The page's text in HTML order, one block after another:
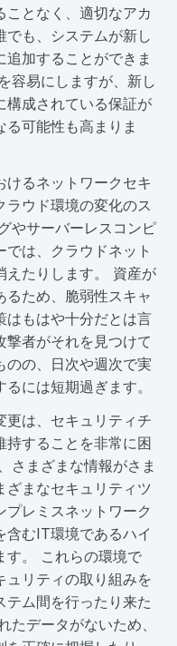
ことなく、適切なアカ
でも、システムが新し
加することができま
容易にしますが、新し
構成されている保証が
可能性も高まりま
けるネットワークセキ
ラウド環境の変化のス
やサーバーレスコンピ
は、クラウドネット
えたりします。 資産が
ため、脆弱性スキャ
はもはや十分だとは言
者がそれを見つけて
のの、日次や週次で実
には短期過ぎます。
更は、セキュリティチ
持することを非常に困
さまざまな情報がさま
ざまなセキュリティツ
レミスネットワーク
含むIT環境であるハイ
す。 これらの環境で
ュリティの取り組みを
ム間を行ったり来た
たデータがないため、